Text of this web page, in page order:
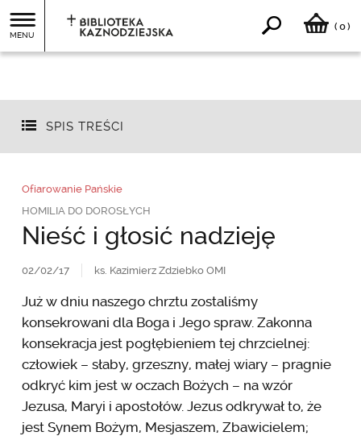
MENU
( 0)
SPIS TREŚCI
Ofiarowanie Pańskie
HOMILIA DO DOROSŁYCH
Nieść i głosić nadzieję
02/02/17 ks. Kazimierz Zdziebko OMI
Już w dniu naszego chrztu zostaliśmy
konsekrowani dla Boga i Jego spraw. Zakonna
konsekracja jest pogłębieniem tej chrzcielnej:
człowiek – słaby, grzeszny, małej wiary – pragnie
odkryć kim jest w oczach Bożych – na wzór
Jezusa, Maryi i apostołów. Jezus odkrywał to, że
jest Synem Bożym, Mesjaszem, Zbawicielem;